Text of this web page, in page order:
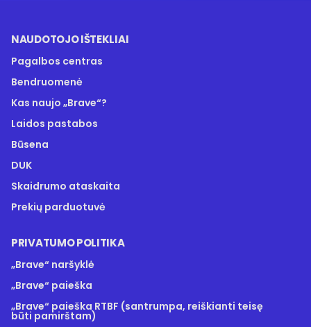
NAUDOTOJO IŠTEKLIAI
Pagalbos centras
Bendruomenė
Kas naujo „Brave“?
Laidos pastabos
Būsena
DUK
Skaidrumo ataskaita
Prekių parduotuvė
PRIVATUMO POLITIKA
„Brave“ naršyklė
„Brave“ paieška
„Brave“ paieška RTBF (santrumpa, reiškianti teisę
būti pamirštam)